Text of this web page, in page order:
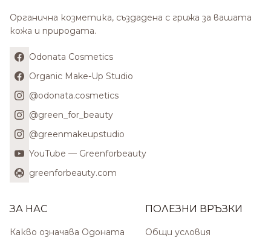
Органична козметика, създадена с грижа за вашата
кожа и природата.
Odonata Cosmetics
Organic Make-Up Studio
@odonata.cosmetics
@green_for_beauty
@greenmakeupstudio
YouTube — Greenforbeauty
greenforbeauty.com
ЗА НАС
Какво означава Одоната
ПОЛЕЗНИ ВРЪЗКИ
Общи условия